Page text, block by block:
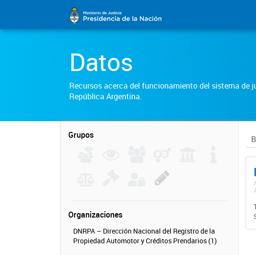
Datos
Recursos acerca del funcionamiento del sistema de
República Argentina.
Grupos
Organizaciones
DNRPA – Dirección Nacional del Registro de la
Propiedad Automotor y Créditos Prendarios (1)